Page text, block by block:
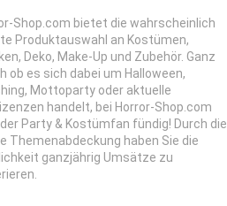
Shop.com bietet die wahrscheinlich
Produktauswahl an Kostümen,
Deko, Make-Up und Zubehör. Ganz
ob es sich dabei um Halloween,
Mottoparty oder aktuelle
handelt, bei Horror-Shop.com
Party & Kostümfan fündig! Durch die
Themenabdeckung haben Sie die
ganzjährig Umsätze zu